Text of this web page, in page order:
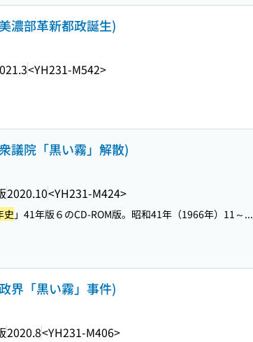
濃部革新都政誕生)
<YH231-M542>
議院「黒い霧」解散)
2020.10<YH231-M424>
史 」41年版６のCD-ROM版。昭和41年（1966年）11～...
界「黒い霧」事件)
2020.8<YH231-M406>